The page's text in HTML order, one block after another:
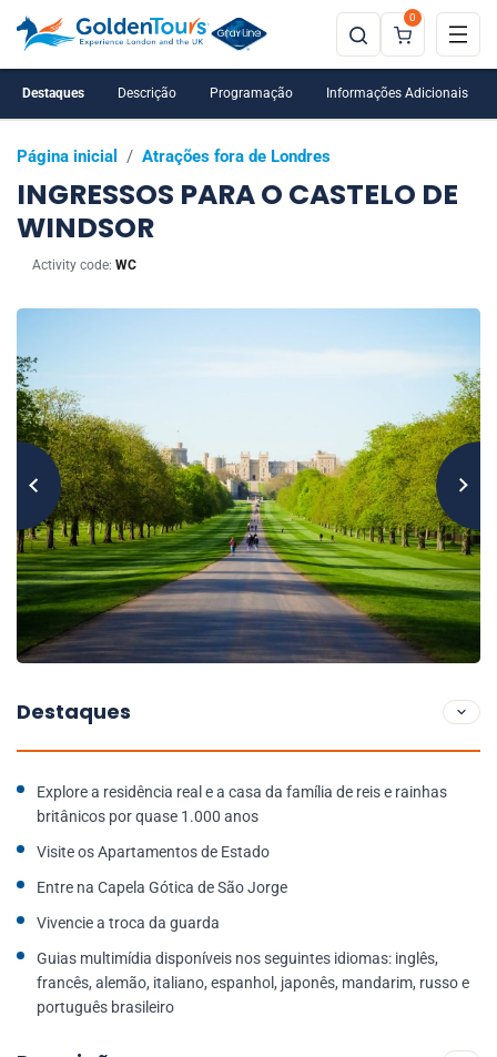
0
Página inicial / Atrações fora de Londres
INGRESSOS PARA O CASTELO DE
WINDSOR
Activity code: WC
Destaques Descrição Programação Informações Adicionais
Destaques
Explore a residência real e a casa da família de reis e rainhas
britânicos por quase 1.000 anos
Visite os Apartamentos de Estado
Entre na Capela Gótica de São Jorge
Vivencie a troca da guarda
Guias multimídia disponíveis nos seguintes idiomas: inglês,
francês, alemão, italiano, espanhol, japonês, mandarim, russo e
português brasileiro